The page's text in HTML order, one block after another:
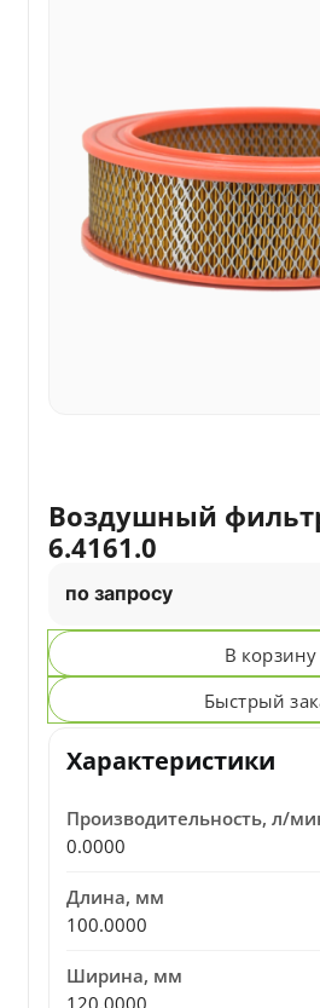
Воздушный фильтр
6.4161.0
по запросу
В корзину
Быстрый
Характеристики
Производительность, л/
0.0000
Длина, мм
100.0000
Ширина, мм
120.0000